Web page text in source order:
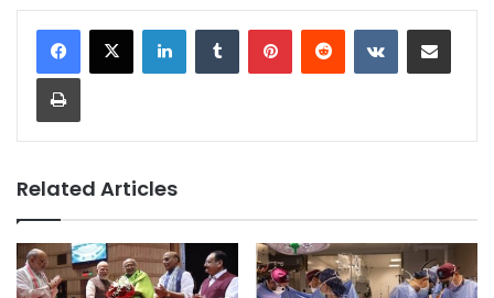
LinkedInTumblr PinterestReddit VKontakteShare via Email
Print
Related Articles